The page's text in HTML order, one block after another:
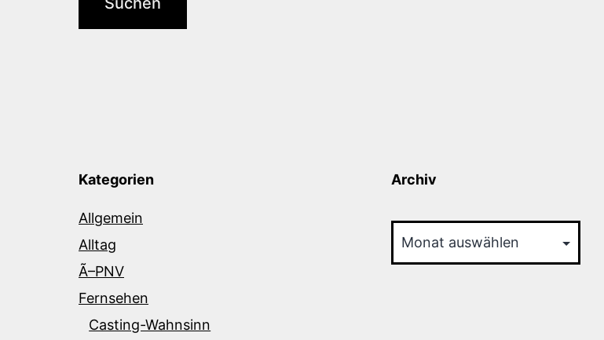
Kategorien
Allgemein
Alltag
Ã–PNV
Fernsehen
Casting-Wahnsinn
Archiv